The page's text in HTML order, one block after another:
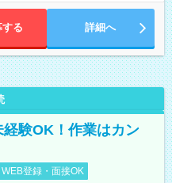
する 詳細へ
験OK！作業はカン
WEB登録・面接OK